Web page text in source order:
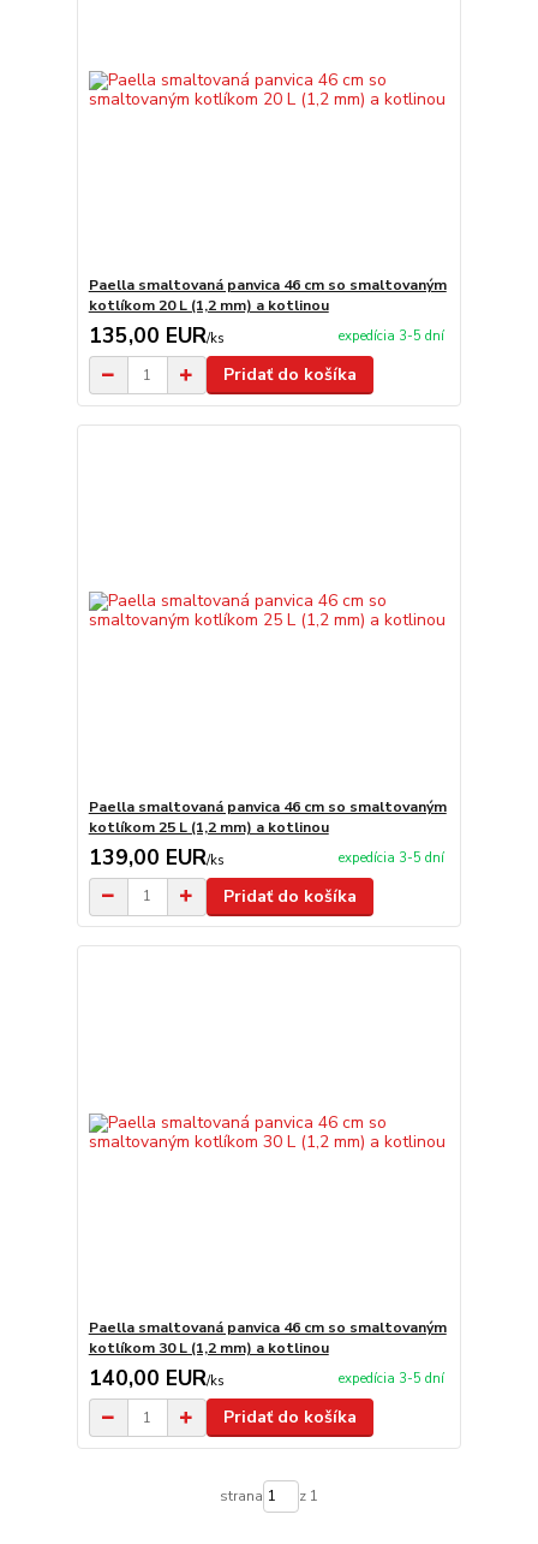
Paella smaltovaná panvica 46 cm so smaltovaným
kotlíkom 20 L (1,2 mm) a kotlinou
135,00 EUR/ks expedícia 3-5 dní
Pridať do košíka
Paella smaltovaná panvica 46 cm so smaltovaným
kotlíkom 25 L (1,2 mm) a kotlinou
139,00 EUR/ks expedícia 3-5 dní
Pridať do košíka
Paella smaltovaná panvica 46 cm so smaltovaným
kotlíkom 30 L (1,2 mm) a kotlinou
140,00 EUR/ks expedícia 3-5 dní
Pridať do košíka
strana z 1